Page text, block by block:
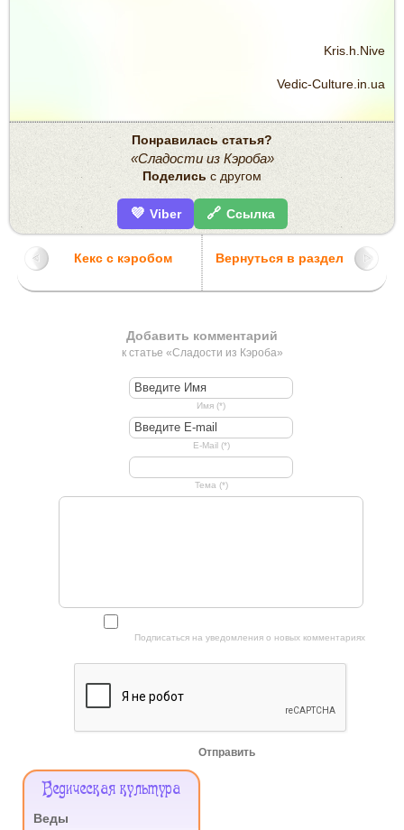
Kris.h.Nive
Vedic-Culture.in.ua
Понравилась статья?
«Сладости из Кэроба»
Поделись с другом
💜 Viber 🔗 Ссылка
Кекс с кэробом Вернуться в раздел
Добавить комментарий
к статье «Сладости из Кэроба»
Имя (*)
E-Mail (*)
Тема (*)
Подписаться на уведомления о новых комментариях
Отправить
Меню
Ведическая культура
Веды